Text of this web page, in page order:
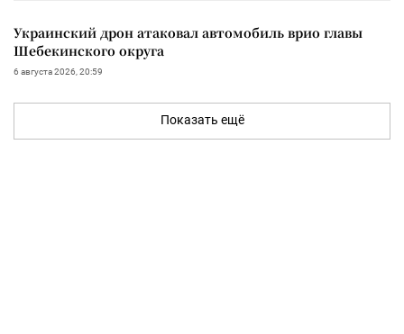
Украинский дрон атаковал автомобиль врио главы
Шебекинского округа
6 августа 2026, 20:59
Показать ещё